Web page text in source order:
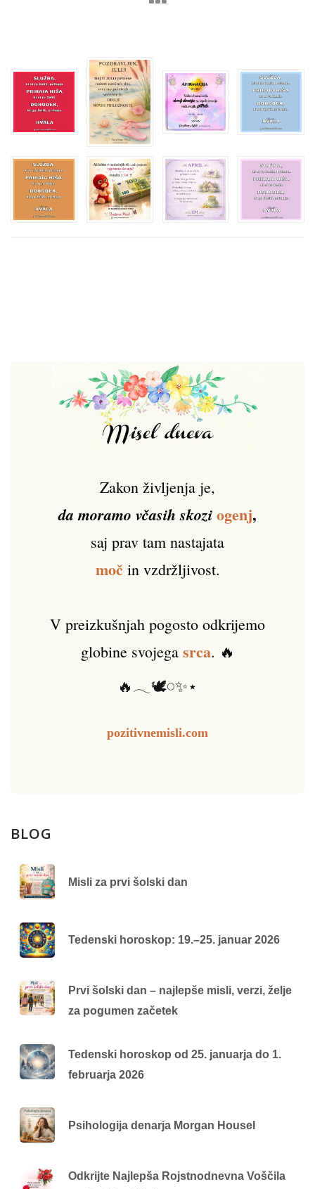
Zakon življenja je,
da moramo včasih skoziogenj,
saj prav tam nastajata
močin vzdržljivost.
V preizkušnjah pogosto odkrijemo
globine svojega srca. 🔥
🔥𓂃🕊️𓏸✨⋆
pozitivnemisli.com
BLOG
Misli za prvi šolski dan
Tedenski horoskop: 19.–25. januar 2026
Prvi šolski dan – najlepše misli, verzi, želje
za pogumen začetek
Tedenski horoskop od 25. januarja do 1.
februarja 2026
Psihologija denarja Morgan Housel
Odkrijte Najlepša Rojstnodnevna Voščila